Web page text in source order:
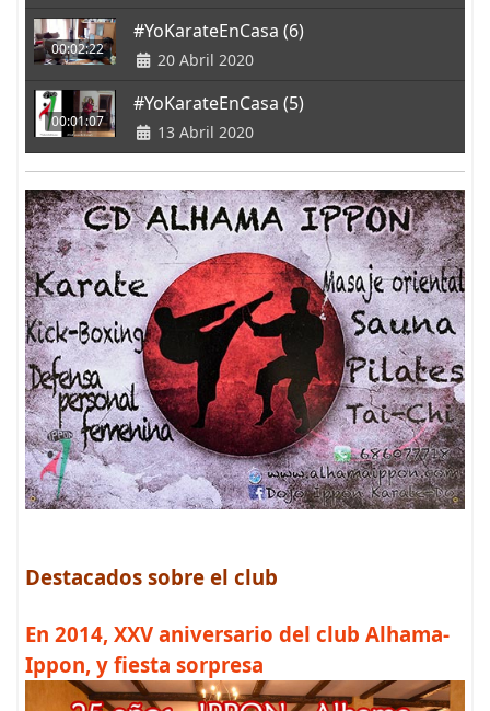
00:02:22
#YoKarateEnCasa (6)
20 Abril 2020
00:01:07
#YoKarateEnCasa (5)
13 Abril 2020
Destacados sobre el club
En 2014, XXV aniversario del club Alhama-
Ippon, y fiesta sorpresa